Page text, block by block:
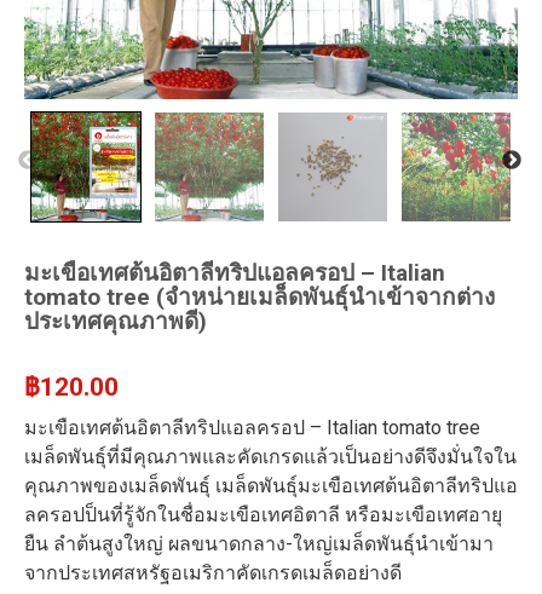
มะเขือเทศต้นอิตาลีทริปแอลครอป – Italian
tomato tree (จำหน่ายเมล็ดพันธุ์นำเข้าจากต่าง
ประเทศคุณภาพดี)
฿120.00
มะเขือเทศต้นอิตาลีทริปแอลครอป – Italian tomato tree
เมล็ดพันธุ์ที่มีคุณภาพและคัดเกรดแล้วเป็นอย่างดีจึงมั่นใจใน
คุณภาพของเมล็ดพันธุ์ เมล็ดพันธุ์มะเขือเทศต้นอิตาลีทริปแอ
ลครอปป็นที่รู้จักในชื่อมะเขือเทศอิตาลี หรือมะเขือเทศอายุ
ยืน ลำต้นสูงใหญ่ ผลขนาดกลาง-ใหญ่เมล็ดพันธุ์นำเข้ามา
จากประเทศสหรัฐอเมริกาคัดเกรดเมล็ดอย่างดี